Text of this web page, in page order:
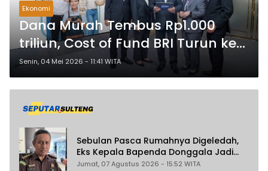
Ekonomi
Dana Murah Tembus Rp1.000
triliun, Cost of Fund BRI Turun ke
2,3 Persen pada Triwulan I 2026
Senin, 04 Mei 2026 - 11:41 WITA
Sebulan Pasca Rumahnya Digeledah,
Eks Kepala Bapenda Donggala Jadi
Tersangka Dugaan Korupsi
Jumat, 07 Agustus 2026 - 15:52 WITA